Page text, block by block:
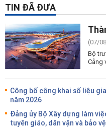
TIN ĐÃ ĐƯA
(07/
Bộ
Cảng
Công bố công khai số liệu
năm 2026
Đảng ủy Bộ Xây dựng làm
tuyên giáo, dân vận và bảo